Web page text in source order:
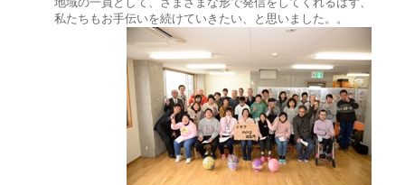
私たちもお手伝いを続けていきたい、と思いました。。